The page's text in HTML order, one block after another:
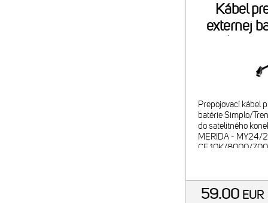
Kábel
externej
Prepojovací kábel
batérie Simplo/
do satelitného
MERIDA - MY24/
CF 10K/8000/
eONE-FORTY 47
59.00 EUR